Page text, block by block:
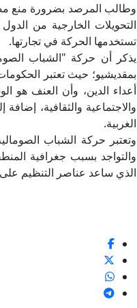
وطالب المرصد بضرورة منع
التحويلات الخارجية من
تستخدمها الحركة في تجارتها.
يذكر أن حركة "الشباب
بمقديشيو؛ حيث تعتبر
أعداء الدين، وأن العنف هو
والاجتماعية والثقافية،
الغربية.
وتعتبر حركة الشباب
والتواجد بسبب جغرافية
الذي ساعد عناصر التنظيم